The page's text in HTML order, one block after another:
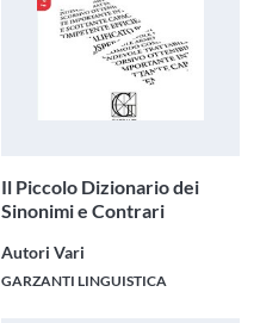
Il Piccolo Dizionario dei
Sinonimi e Contrari
Autori Vari
GARZANTI LINGUISTICA